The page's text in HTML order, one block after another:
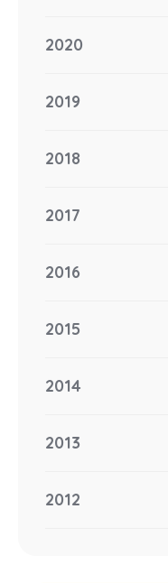
2020
2019
2018
2017
2016
2015
2014
2013
2012